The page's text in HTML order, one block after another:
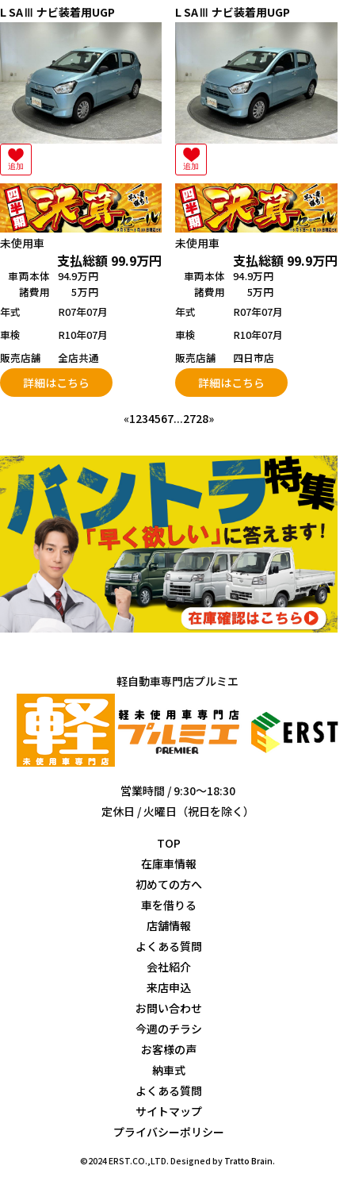
L SAⅢ ナビ装着用UGP
追加
未使用車
支払総額 99.9万円
車両本体 94.9万円
諸費用
5万円
年式
R07年07月
車検
R10年07月
販売店舗
全店共通
詳細はこちら
L SAⅢ ナビ装着用UGP
追加
未使用車
支払総額 99.9万円
車両本体 94.9万円
諸費用
5万円
年式
R07年07月
車検
R10年07月
販売店舗
四日市店
詳細はこちら
«1234567...2728»
軽自動車専門店プルミエ
営業時間 / 9:30～18:30
定休日 / 火曜日（祝日を除く）
TOP
在庫車情報
初めての方へ
車を借りる
店舗情報
よくある質問
会社紹介
来店申込
お問い合わせ
今週のチラシ
お客様の声
納車式
よくある質問
サイトマップ
プライバシーポリシー
©2024 ERST.CO.,LTD. Designed by Tratto Brain.